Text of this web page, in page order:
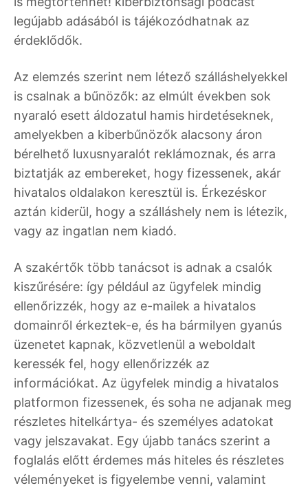
legújabb adásából is tájékozódhatnak az
érdeklődők.
Az elemzés szerint nem létező szálláshelyekkel
is csalnak a bűnözők: az elmúlt években sok
nyaraló esett áldozatul hamis hirdetéseknek,
amelyekben a kiberbűnözők alacsony áron
bérelhető luxusnyaralót reklámoznak, és arra
biztatják az embereket, hogy fizessenek, akár
hivatalos oldalakon keresztül is. Érkezéskor
aztán kiderül, hogy a szálláshely nem is létezik,
vagy az ingatlan nem kiadó.
A szakértők több tanácsot is adnak a csalók
kiszűrésére: így például az ügyfelek mindig
ellenőrizzék, hogy az e-mailek a hivatalos
domainről érkeztek-e, és ha bármilyen gyanús
üzenetet kapnak, közvetlenül a weboldalt
keressék fel, hogy ellenőrizzék az
információkat. Az ügyfelek mindig a hivatalos
platformon fizessenek, és soha ne adjanak meg
részletes hitelkártya- és személyes adatokat
vagy jelszavakat. Egy újabb tanács szerint a
foglalás előtt érdemes más hiteles és részletes
véleményeket is figyelembe venni, valamint